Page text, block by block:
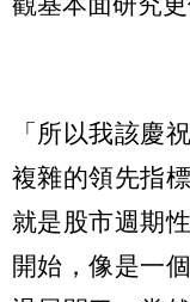
「所以我該慶
複雜的領先指
就是股市週期
開始，像是一